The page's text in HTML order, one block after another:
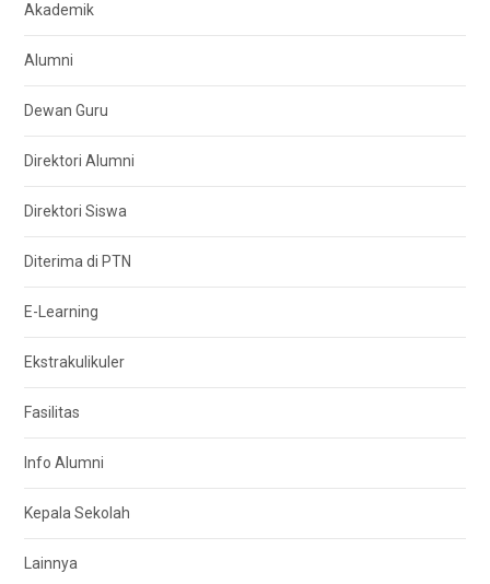
Akademik
Alumni
Dewan Guru
Direktori Alumni
Direktori Siswa
Diterima di PTN
E-Learning
Ekstrakulikuler
Fasilitas
Info Alumni
Kepala Sekolah
Lainnya